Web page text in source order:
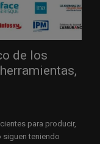
de los
para producir,
siguen teniendo